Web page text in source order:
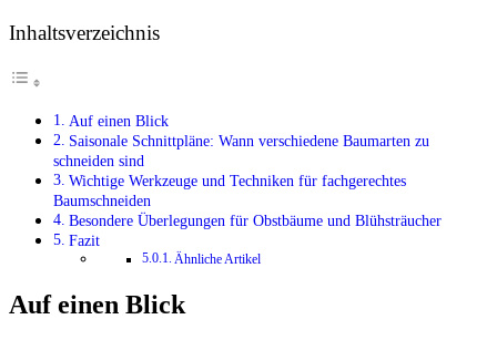
Inhaltsverzeichnis
Auf einen Blick
Saisonale Schnittpläne: Wann verschiedene Baumarten zu
schneiden sind
Wichtige Werkzeuge und Techniken für fachgerechtes
Baumschneiden
Besondere Überlegungen für Obstbäume und Blühsträucher
Fazit
Ähnliche Artikel
Auf einen Blick